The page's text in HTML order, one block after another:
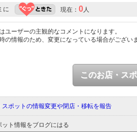
に 現在： 0人
ユーザーの主観的なコメントになります。
の情報のため、変更になっている場合がござい
このお店・ス
スポットの情報変更や閉店・移転を報告
ット情報をブログにはる